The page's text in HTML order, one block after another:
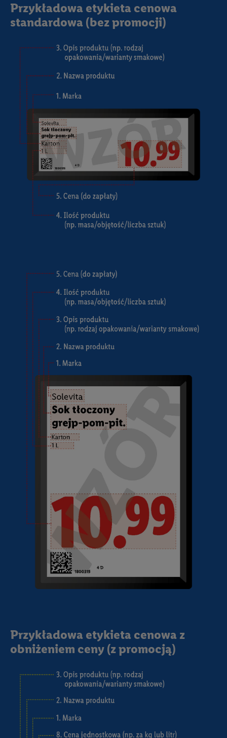
Przykładowa etykieta cenowa
standardowa (bez promocji)
Przykładowa etykieta cenowa z
obniżeniem ceny (z promocją)